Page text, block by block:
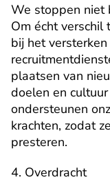
We stoppen niet
Om écht verschil
bij het
plaatsen van
doelen en
ondersteunen
krachten, zodat
presteren.
4. Overdracht